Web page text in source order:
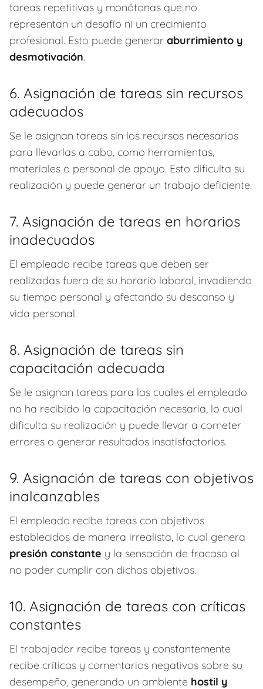
tareas repetitivas y monótonas que no
representan un desafío ni un crecimiento
profesional. Esto puede generar aburrimiento y
desmotivación.
6. Asignación de tareas sin recursos
adecuados
Se le asignan tareas sin los recursos necesarios
para llevarlas a cabo, como herramientas,
materiales o personal de apoyo. Esto dificulta su
realización y puede generar un trabajo deficiente.
7. Asignación de tareas en horarios
inadecuados
El empleado recibe tareas que deben ser
realizadas fuera de su horario laboral, invadiendo
su tiempo personal y afectando su descanso y
vida personal.
8. Asignación de tareas sin
capacitación adecuada
Se le asignan tareas para las cuales el empleado
no ha recibido la capacitación necesaria, lo cual
dificulta su realización y puede llevar a cometer
errores o generar resultados insatisfactorios.
9. Asignación de tareas con objetivos
inalcanzables
El empleado recibe tareas con objetivos
establecidos de manera irrealista, lo cual genera
presión constante y la sensación de fracaso al
no poder cumplir con dichos objetivos.
10. Asignación de tareas con críticas
constantes
El trabajador recibe tareas y constantemente
recibe críticas y comentarios negativos sobre su
desempeño, generando un ambiente hostil y